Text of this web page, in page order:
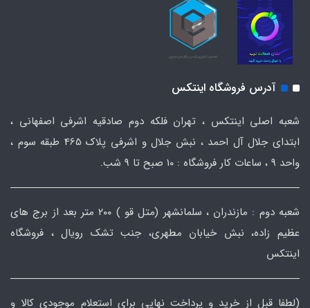
آدرس فروشگاه اینتکس
شعبه اصلی اینتکس ، تهران فلکه دوم صادقیه اشرفی اصفهانی ،
ابتدای جلال آل احمد ، نبش جلال و اشرفی پلاک 465 طبقه سوم ،
واحد ۹ ، ساعات کار فروشگاه : ۱۰ صبح تا ۹ شب.
شعبه دوم : مازندران ، سلمانشهر (متل قو ) ۲۰۰ متر بعد از برج های
عظیم زاده، نبش خیابان مطهری، جنب تشک رویال ، فروشگاه
اینتکس
(لطفا قبل از خرید و پرداخت نهایی برای استعلام موجودی کالا و